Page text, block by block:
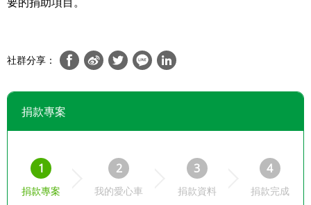
社群分享：
捐款專案
1
捐款專案
2
我的愛心車
3
捐款資料
4
捐款完成